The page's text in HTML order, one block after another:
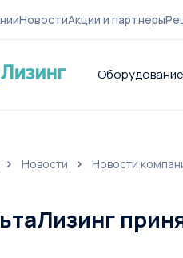
НовостиАкции и партнеры
Оборудование
Новости Новости